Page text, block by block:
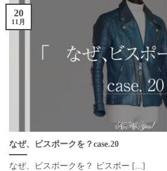
なぜ、ビスポークを？case.20
なぜ、ビスポークを？ ビスポー [...]
20
11月